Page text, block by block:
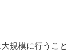
規模に行うこと